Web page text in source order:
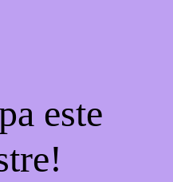
este